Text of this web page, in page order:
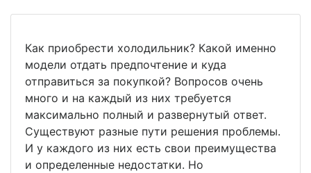
Как приобрести холодильник? Какой именно
модели отдать предпочтение и куда
отправиться за покупкой? Вопросов очень
много и на каждый из них требуется
максимально полный и развернутый ответ.
Существуют разные пути решения проблемы.
И у каждого из них есть свои преимущества
и определенные недостатки. Но